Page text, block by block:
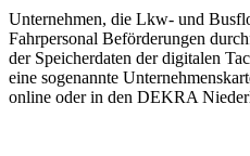
Unternehmen, die Lkw- und
Fahrpersonal Beförderungen
der Speicherdaten der digitalen
eine sogenannte
online oder in den DEKRA